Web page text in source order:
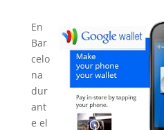
En
Bar
celo
na
dur
ant
e el